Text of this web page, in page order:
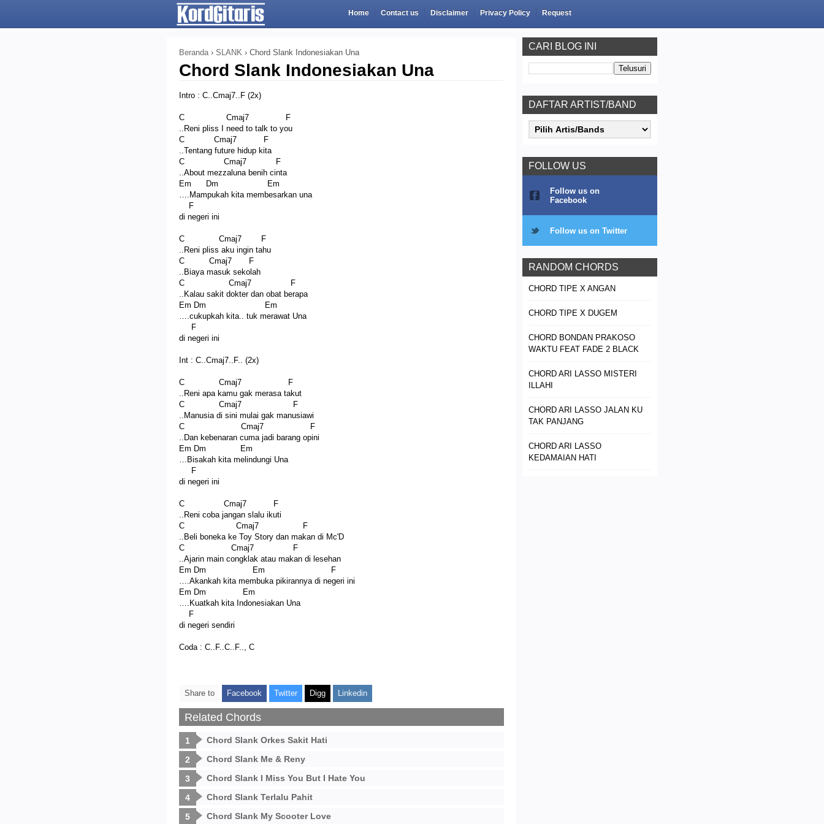
Home Contact us Disclaimer Privacy Policy Request
Beranda › SLANK › Chord Slank Indonesiakan Una
Chord Slank Indonesiakan Una
Intro : C..Cmaj7..F (2x)
C Cmaj7 F
..Reni pliss I need to talk to you
C Cmaj7 F
..Tentang future hidup kita
C Cmaj7 F
..About mezzaluna benih cinta
Em Dm Em
….Mampukah kita membesarkan una
F
di negeri ini
C Cmaj7 F
..Reni pliss aku ingin tahu
C Cmaj7 F
..Biaya masuk sekolah
C Cmaj7 F
..Kalau sakit dokter dan obat berapa
Em Dm Em
….cukupkah kita.. tuk merawat Una
F
di negeri ini
Int : C..Cmaj7..F.. (2x)
C Cmaj7 F
..Reni apa kamu gak merasa takut
C Cmaj7 F
..Manusia di sini mulai gak manusiawi
C Cmaj7 F
..Dan kebenaran cuma jadi barang opini
Em Dm Em
…Bisakah kita melindungi Una
F
di negeri ini
C Cmaj7 F
..Reni coba jangan slalu ikuti
C Cmaj7 F
..Beli boneka ke Toy Story dan makan di Mc'D
C Cmaj7 F
..Ajarin main congklak atau makan di lesehan
Em Dm Em F
….Akankah kita membuka pikirannya di negeri ini
Em Dm Em
….Kuatkah kita Indonesiakan Una
F
di negeri sendiri
Coda : C..F..C..F.., C
Share to Facebook Twitter Digg Linkedin
Related Chords
Chord Slank Orkes Sakit Hati
Chord Slank Me & Reny
Chord Slank I Miss You But I Hate You
Chord Slank Terlalu Pahit
Chord Slank My Scooter Love
CARI BLOG INI
DAFTAR ARTIST/BAND
FOLLOW US
Follow us on
Facebook
Follow us on Twitter
RANDOM CHORDS
CHORD TIPE X ANGAN
CHORD TIPE X DUGEM
CHORD BONDAN PRAKOSO
WAKTU FEAT FADE 2 BLACK
CHORD ARI LASSO MISTERI
ILLAHI
CHORD ARI LASSO JALAN KU
TAK PANJANG
CHORD ARI LASSO
KEDAMAIAN HATI